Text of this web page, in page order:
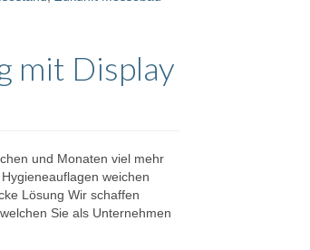
mit Display
und Monaten viel mehr
weichen
Lösung Wir schaffen
Sie als Unternehmen